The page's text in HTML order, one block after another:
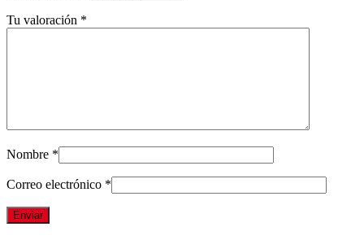
Tu valoración *
Nombre *
Correo electrónico *